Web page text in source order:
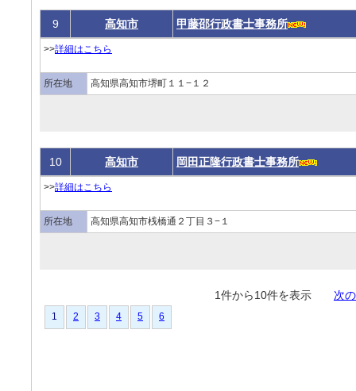
9 高知市 甲藤邵行政書士事務所
>>詳細はこちら
所在地 高知県高知市堺町１１−１２
10 高知市 岡田正隆行政書士事務所
>>詳細はこちら
所在地 高知県高知市桟橋通２丁目３−１
1件から10件を表示 次
1 2 3 4 5 6